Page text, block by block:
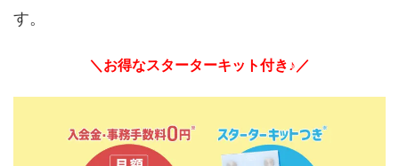
す。
＼お得なスターターキット付き♪／